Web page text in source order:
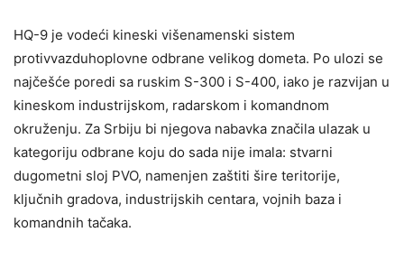
HQ-9 je vodeći kineski višenamenski sistem
protivvazduhoplovne odbrane velikog dometa. Po ulozi se
najčešće poredi sa ruskim S-300 i S-400, iako je razvijan u
kineskom industrijskom, radarskom i komandnom
okruženju. Za Srbiju bi njegova nabavka značila ulazak u
kategoriju odbrane koju do sada nije imala: stvarni
dugometni sloj PVO, namenjen zaštiti šire teritorije,
ključnih gradova, industrijskih centara, vojnih baza i
komandnih tačaka.